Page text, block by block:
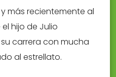
más recientemente al
hijo de Julio
carrera con mucha
al estrellato.